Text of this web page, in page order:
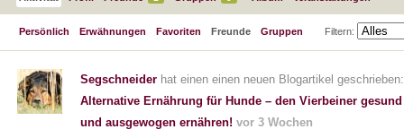
Persönlich Erwähnungen Favoriten Freunde Gruppen Filtern:
Segschneider hat einen einen neuen Blogartikel geschrieben:
Alternative Ernährung für Hunde – den Vierbeiner gesund
und ausgewogen ernähren! vor 3 Wochen